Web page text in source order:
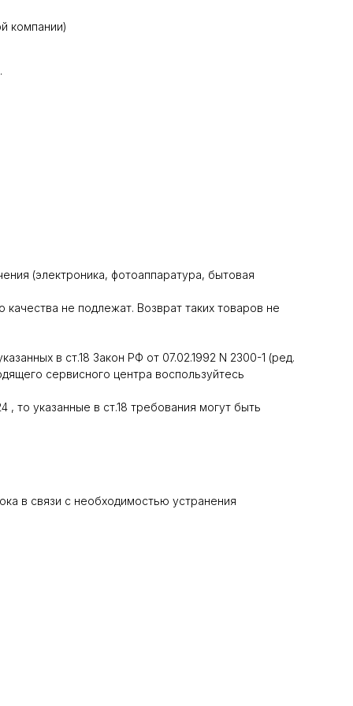
компании)
(электроника, фотоаппаратура, бытовая
не подлежат. Возврат таких товаров не
в ст.18 Закон РФ от 07.02.1992 N 2300-1 (ред.
сервисного центра воспользуйтесь
то указанные в ст.18 требования могут быть
в связи с необходимостью устранения